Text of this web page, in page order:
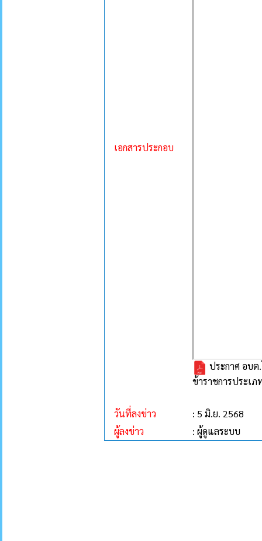
เอกสารประกอบ
ประกาศ อบ
ข้าราชการประเ
วันที่ลงข่าว
: 5 มิ.ย. 2568
ผู้ลงข่าว
: ผู้ดูแลระบบ